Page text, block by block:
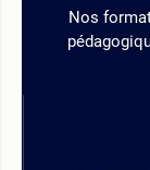
Nos